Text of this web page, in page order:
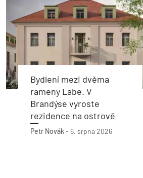
Bydlení mezi dvěma
rameny Labe. V
Brandýse vyroste
rezidence na ostrově
Petr Novák- 6. srpna 2026